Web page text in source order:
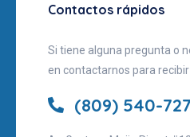
Contactos rápidos
Si tiene alguna pregunta o
en contactarnos para recibir
(809) 540-